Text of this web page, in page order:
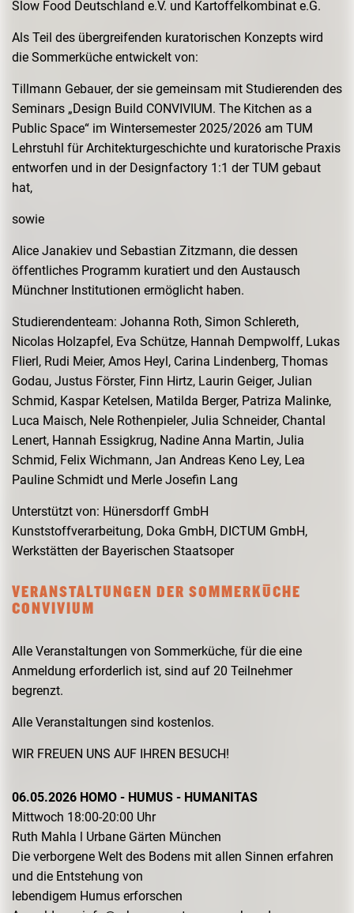
Slow Food Deutschland e.V. und Kartoffelkombinat e.G.
Als Teil des übergreifenden kuratorischen Konzepts wird
die Sommerküche entwickelt von:
Tillmann Gebauer, der sie gemeinsam mit Studierenden des
Seminars „Design Build CONVIVIUM. The Kitchen as a
Public Space“ im Wintersemester 2025/2026 am TUM
Lehrstuhl für Architekturgeschichte und kuratorische Praxis
entworfen und in der Designfactory 1:1 der TUM gebaut
hat,
sowie
Alice Janakiev und Sebastian Zitzmann, die dessen
öffentliches Programm kuratiert und den Austausch
Münchner Institutionen ermöglicht haben.
Studierendenteam: Johanna Roth, Simon Schlereth,
Nicolas Holzapfel, Eva Schütze, Hannah Dempwolff, Lukas
Flierl, Rudi Meier, Amos Heyl, Carina Lindenberg, Thomas
Godau, Justus Förster, Finn Hirtz, Laurin Geiger, Julian
Schmid, Kaspar Ketelsen, Matilda Berger, Patriza Malinke,
Luca Maisch, Nele Rothenpieler, Julia Schneider, Chantal
Lenert, Hannah Essigkrug, Nadine Anna Martin, Julia
Schmid, Felix Wichmann, Jan Andreas Keno Ley, Lea
Pauline Schmidt und Merle Josefin Lang
Unterstützt von: Hünersdorff GmbH
Kunststoffverarbeitung, Doka GmbH, DICTUM GmbH,
Werkstätten der Bayerischen Staatsoper
VERANSTALTUNGEN DER SOMMERKÜCHE
CONVIVIUM
Alle Veranstaltungen von Sommerküche, für die eine
Anmeldung erforderlich ist, sind auf 20 Teilnehmer
begrenzt.
Alle Veranstaltungen sind kostenlos.
WIR FREUEN UNS AUF IHREN BESUCH!
06.05.2026 HOMO - HUMUS - HUMANITAS
Mittwoch 18:00-20:00 Uhr
Ruth Mahla l Urbane Gärten München
Die verborgene Welt des Bodens mit allen Sinnen erfahren
und die Entstehung von
lebendigem Humus erforschen